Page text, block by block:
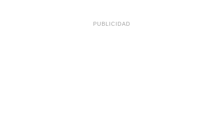
PUBLICIDAD